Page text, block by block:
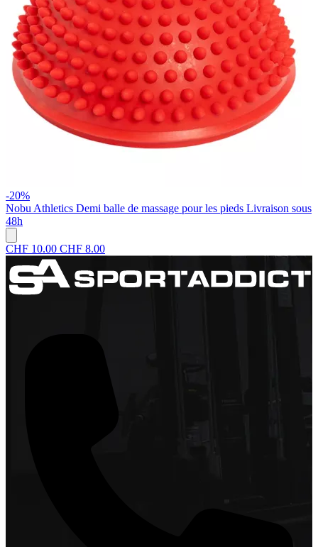
-20%
Nobu Athletics Demi balle de massage pour les pieds Livraison sous
48h
CHF 10.00 CHF 8.00